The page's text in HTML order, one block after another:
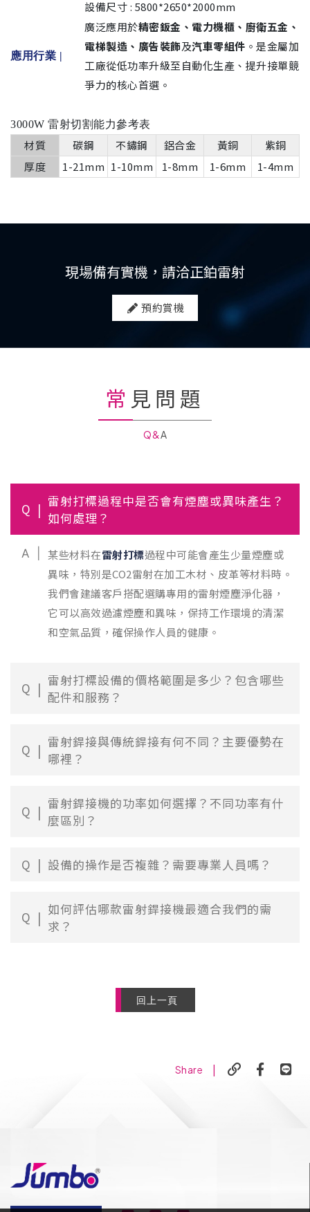
設備尺寸 : 5800*2650*2000mm
應用行業 |
廣泛應用於精密鈑金、電力機櫃、廚衛五金、
電梯製造、廣告裝飾及汽車零組件 。是金屬加
工廠從低功率升級至自動化生產、提升接單競
爭力的核心首選。
3000W 雷射切割能力參考表
材質 碳鋼 不鏽鋼 鋁合金 黃銅
紫銅
厚度
1-21mm 1-10mm 1-8mm 1-6mm 1-4mm
現場備有實機，請洽正鉑雷射
預約賞機
常見問題
Q&A
Q
雷射打標過程中是否會有煙塵或異味產生？
如何處理？
A 某些材料在雷射打標過程中可能會產生少量煙塵或
異味，特別是CO2雷射在加工木材、皮革等材料時。
我們會建議客戶搭配選購專用的雷射煙塵淨化器，
它可以高效過濾煙塵和異味，保持工作環境的清潔
和空氣品質，確保操作人員的健康。
Q
雷射打標設備的價格範圍是多少？包含哪些
配件和服務？
Q
雷射銲接與傳統銲接有何不同？主要優勢在
哪裡？
Q
雷射銲接機的功率如何選擇？不同功率有什
麼區別？
Q 設備的操作是否複雜？需要專業人員嗎？
Q
如何評估哪款雷射銲接機最適合我們的需
求？
回上一頁
Share |